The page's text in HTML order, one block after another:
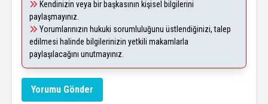
Kendinizin veya bir başkasının kişisel bilgilerini
paylaşmayınız.
Yorumlarınızın hukuki sorumluluğunu üstlendiğinizi, talep
edilmesi halinde bilgilerinizin yetkili makamlarla
paylaşılacağını unutmayınız.
Yorumu Gönder